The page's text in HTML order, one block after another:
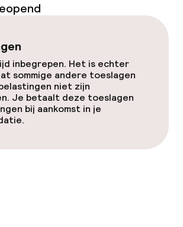
inbegrepen. Het is echter
sommige andere toeslagen
niet zijn
Je betaalt deze toeslagen
bij aankomst in je